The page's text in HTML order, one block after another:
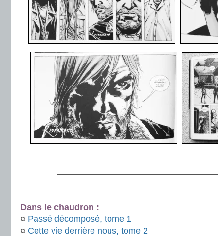
Dans le chaudron :
¤ Passé décomposé, tome 1
¤ Cette vie derrière nous, tome 2